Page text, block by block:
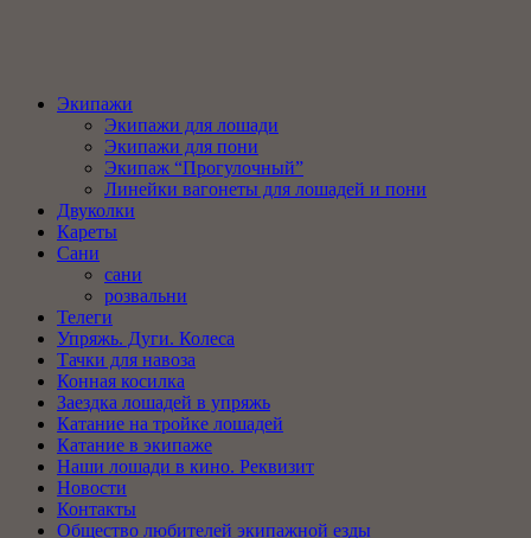
Экипажи
Экипажи для лошади
Экипажи для пони
Экипаж “Прогулочный”
Линейки вагонеты для лошадей и пони
Двуколки
Кареты
Сани
сани
розвальни
Телеги
Упряжь. Дуги. Колеса
Тачки для навоза
Конная косилка
Заездка лошадей в упряжь
Катание на тройке лошадей
Катание в экипаже
Наши лошади в кино. Реквизит
Новости
Контакты
Общество любителей экипажной езды